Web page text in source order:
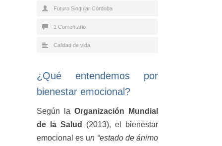
Futuro Singular Córdoba
1 Comentario
Calidad de vida
¿Qué entendemos por
bienestar emocional?
Según la Organización Mundial
de la Salud
(2013), el bienestar
emocional es un “estado de ánimo